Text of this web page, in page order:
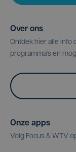
Over ons
Ontdek hier alle info
programma's en
Onze apps
Volg Focus & WTV